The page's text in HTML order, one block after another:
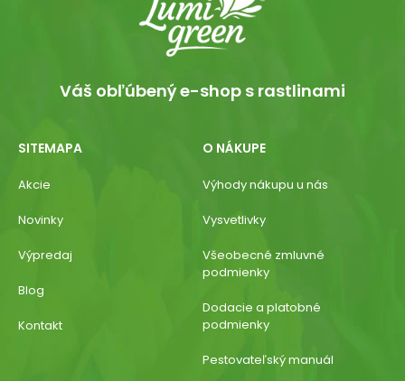
Váš obľúbený e-shop s rastlinami
SITEMAPA
Akcie
Novinky
Výpredaj
Blog
Kontakt
O NÁKUPE
Výhody nákupu u nás
Vysvetlivky
Všeobecné zmluvné
podmienky
Dodacie a platobné
podmienky
Pestovateľský manuál